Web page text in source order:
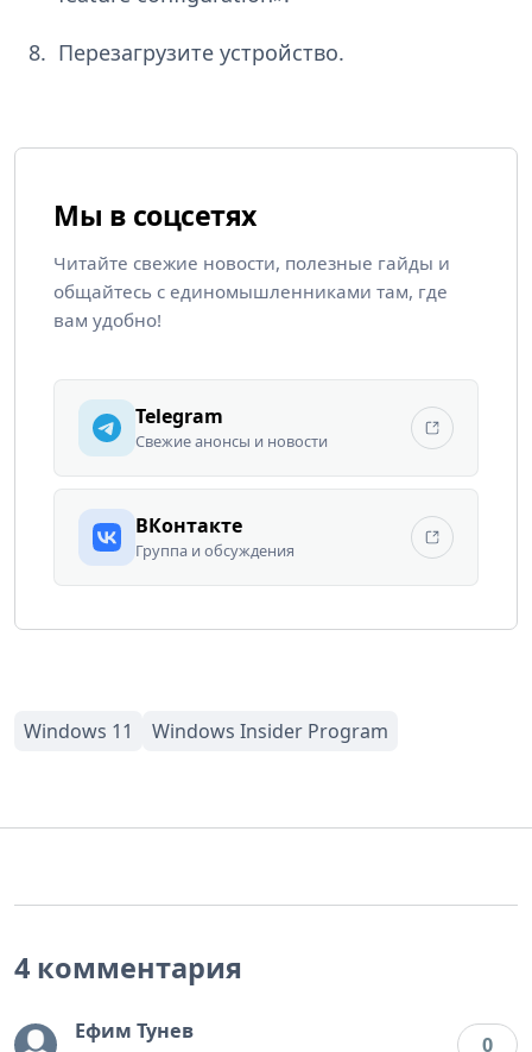
Перезагрузите устройство.
Мы в соцсетях
Читайте свежие новости, полезные гайды и
общайтесь с единомышленниками там, где
вам удобно!
Telegram
Свежие анонсы и новости
ВКонтакте
Группа и обсуждения
4 комментария
Ефим Тунев
0